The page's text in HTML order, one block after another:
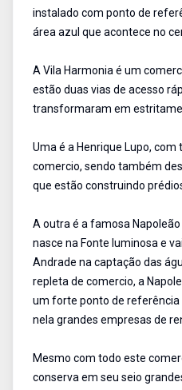
instalado com ponto de
área azul que acontece no
A Vila Harmonia é um
estão duas vias de acesso
transformaram em
Uma é a Henrique Lupo,
comercio, sendo também
que estão construindo
A outra é a famosa
nasce na Fonte luminosa e
Andrade na captação das
repleta de comercio, a
um forte ponto de
nela grandes empresas de
Mesmo com todo este
conserva em seu seio